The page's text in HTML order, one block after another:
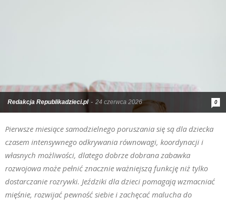
Redakcja Republikadzieci.pl - 24 czerwca 2026 0
Pierwsze miesiące samodzielnego poruszania się są dla dziecka
czasem intensywnego odkrywania równowagi, koordynacji i
własnych możliwości, dlatego dobrze dobrana zabawka
rozwojowa może pełnić znacznie ważniejszą funkcję niż tylko
dostarczanie rozrywki. Jeździki dla dzieci pomagają wzmacniać
mięśnie, rozwijać pewność siebie i zachęcać malucha do